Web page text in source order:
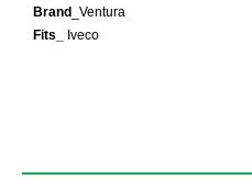
Brand
_Ventura
Fits_
Iveco